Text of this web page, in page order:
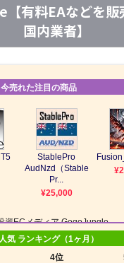
有料EAなどを販
国内業者】